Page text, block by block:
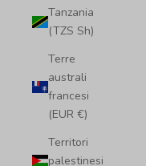
Tanzania
(TZS Sh)
Terre
australi
francesi
(EUR €)
Territori
palestinesi